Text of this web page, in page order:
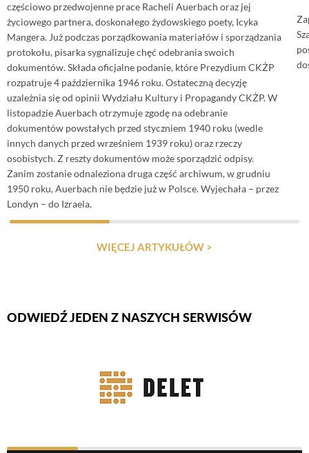
częściowo przedwojenne prace Racheli Auerbach oraz jej
życiowego partnera, doskonałego żydowskiego poety, Icyka
Mangera. Już podczas porządkowania materiałów i sporządzania
protokołu, pisarka sygnalizuje chęć odebrania swoich
dokumentów. Składa oficjalne podanie, które Prezydium CKŻP
rozpatruje 4 października 1946 roku. Ostateczną decyzję
uzależnia się od opinii Wydziału Kultury i Propagandy CKŻP. W
listopadzie Auerbach otrzymuje zgodę na odebranie
dokumentów powstałych przed styczniem 1940 roku (wedle
innych danych przed wrześniem 1939 roku) oraz rzeczy
osobistych. Z reszty dokumentów może sporządzić odpisy.
Zanim zostanie odnaleziona druga część archiwum, w grudniu
1950 roku, Auerbach nie będzie już w Polsce. Wyjechała – przez
Londyn – do Izraela.
WIĘCEJ ARTYKUŁÓW >
Firmy Rotator
ODWIEDŹ JEDEN Z NASZYCH SERWISÓW